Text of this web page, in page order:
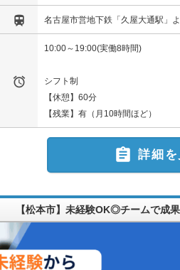
 名古屋市営地下鉄「久屋大通駅」

10:00～19:00(実働8時間)
シフト制
【休憩】60分
【残業】有（月10時間ほど）
 詳細を
【松本市】未経験OK◎チームで成